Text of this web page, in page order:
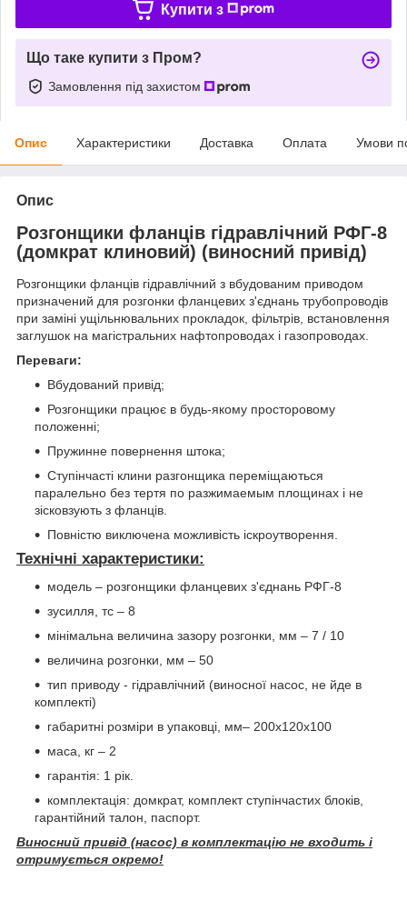
Купити з
Що таке купити з Пром?
Замовлення під захистом
Опис Характеристики Доставка Оплата Умови
Опис
Розгонщики фланців гідравлічний РФГ-8
(домкрат клиновий) (виносний привід)
Розгонщики фланців гідравлічний з вбудованим приводом
призначений для розгонки фланцевих з'єднань трубопроводів
при заміні ущільнювальних прокладок, фільтрів, встановлення
заглушок на магістральних нафтопроводах і газопроводах.
Переваги:
Вбудований привід;
Розгонщики працює в будь-якому просторовому
положенні;
Пружинне повернення штока;
Ступінчасті клини разгонщика переміщаються
паралельно без тертя по разжимаемым площинах і не
зісковзують з фланців.
Повністю виключена можливість іскроутворення.
Технічні характеристики:
модель – розгонщики фланцевих з'єднань РФГ-8
зусилля, тс – 8
мінімальна величина зазору розгонки, мм – 7 / 10
величина розгонки, мм – 50
тип приводу - гідравлічний (виносної насос, не йде в
комплекті)
габаритні розміри в упаковці, мм– 200х120х100
маса, кг – 2
гарантія: 1 рік.
комплектація: домкрат, комплект ступінчастих блоків,
гарантійний талон, паспорт.
Виносний привід (насос) в комплектацію не входить і
отримується окремо!